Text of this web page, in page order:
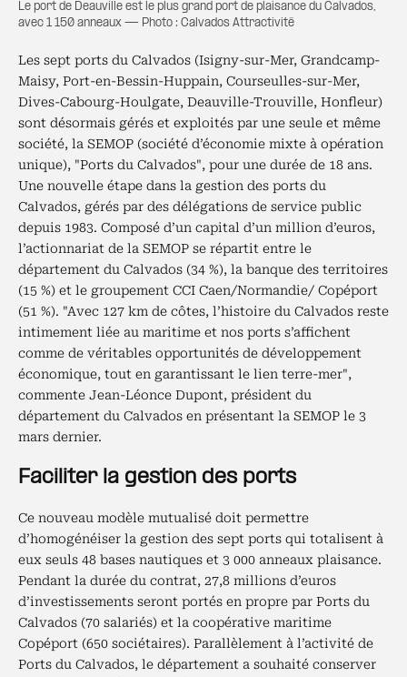
Le port de Deauville est le plus grand port de plaisance du Calvados,
avec 1 150 anneaux — Photo : Calvados Attractivité
Les sept ports du Calvados (Isigny-sur-Mer, Grandcamp-
Maisy, Port-en-Bessin-Huppain, Courseulles-sur-Mer,
Dives-Cabourg-Houlgate, Deauville-Trouville, Honfleur)
sont désormais gérés et exploités par une seule et même
société, la SEMOP (société d’économie mixte à opération
unique), "Ports du Calvados", pour une durée de 18 ans.
Une nouvelle étape dans la gestion des ports du
Calvados, gérés par des délégations de service public
depuis 1983. Composé d’un capital d’un million d’euros,
l’actionnariat de la SEMOP se répartit entre le
département du Calvados (34 %), la banque des territoires
(15 %) et le groupement CCI Caen/Normandie/ Copéport
(51 %). "Avec 127 km de côtes, l’histoire du Calvados reste
intimement liée au maritime et nos ports s’affichent
comme de véritables opportunités de développement
économique, tout en garantissant le lien terre-mer",
commente Jean-Léonce Dupont, président du
département du Calvados en présentant la SEMOP le 3
mars dernier.
Faciliter la gestion des ports
Ce nouveau modèle mutualisé doit permettre
d’homogénéiser la gestion des sept ports qui totalisent à
eux seuls 48 bases nautiques et 3 000 anneaux plaisance.
Pendant la durée du contrat, 27,8 millions d’euros
d’investissements seront portés en propre par Ports du
Calvados (70 salariés) et la coopérative maritime
Copéport (650 sociétaires). Parallèlement à l’activité de
Ports du Calvados, le département a souhaité conserver